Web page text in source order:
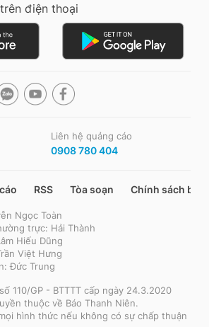
điện thoại
Liên hệ quảng cáo
0908 780 404
RSS Tòa soạn Chính sách bảo
Ngọc Toàn
trực: Hải Thành
Hiếu Dũng
Việt Hưng
Đức Trung
110/GP - BTTTT cấp ngày 24.3.2020
thuộc về Báo Thanh Niên.
hình thức nếu không có sự chấp thuận